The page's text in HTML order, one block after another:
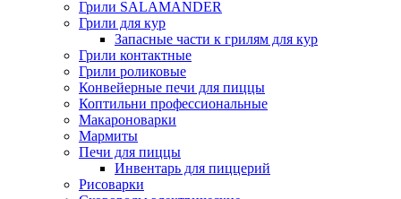
Грили SALAMANDER
Грили для кур
Запасные части к грилям для кур
Грили контактные
Грили роликовые
Конвейерные печи для пиццы
Коптильни профессиональные
Макароноварки
Мармиты
Печи для пиццы
Инвентарь для пиццерий
Рисоварки